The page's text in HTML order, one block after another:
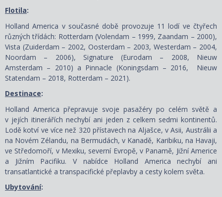
Flotila:
Holland America v současné době provozuje 11 lodí ve čtyřech
různých třídách: Rotterdam (Volendam – 1999, Zaandam – 2000),
Vista (Zuiderdam – 2002, Oosterdam – 2003, Westerdam – 2004,
Noordam – 2006), Signature (Eurodam – 2008, Nieuw
Amsterdam – 2010) a Pinnacle (Koningsdam – 2016, Nieuw
Statendam – 2018, Rotterdam – 2021).
Destinace:
Holland America přepravuje svoje pasažéry po celém světě a
v jejích itinerářích nechybí ani jeden z celkem sedmi kontinentů.
Lodě kotví ve více než 320 přístavech na Aljašce, v Asii, Austrálii a
na Novém Zélandu, na Bermudách, v Kanadě, Karibiku, na Havaji,
ve Středomoří, v Mexiku, severní Evropě, v Panamě, Jižní Americe
a Jižním Pacifiku. V nabídce Holland America nechybí ani
transatlantické a transpacifické přeplavby a cesty kolem světa.
Ubytování: